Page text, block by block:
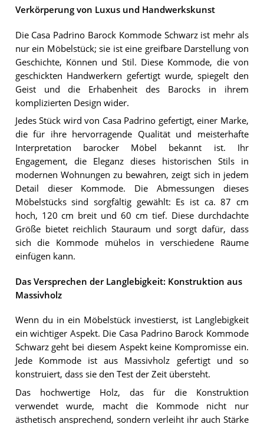
Verkörperung von Luxus und Handwerkskunst
Die Casa Padrino Barock Kommode Schwarz ist mehr als
nur ein Möbelstück; sie ist eine greifbare Darstellung von
Geschichte, Können und Stil. Diese Kommode, die von
geschickten Handwerkern gefertigt wurde, spiegelt den
Geist und die Erhabenheit des Barocks in ihrem
komplizierten Design wider.
Jedes Stück wird von Casa Padrino gefertigt, einer Marke,
die für ihre hervorragende Qualität und meisterhafte
Interpretation barocker Möbel bekannt ist. Ihr
Engagement, die Eleganz dieses historischen Stils in
modernen Wohnungen zu bewahren, zeigt sich in jedem
Detail dieser Kommode. Die Abmessungen dieses
Möbelstücks sind sorgfältig gewählt: Es ist ca. 87 cm
hoch, 120 cm breit und 60 cm tief. Diese durchdachte
Größe bietet reichlich Stauraum und sorgt dafür, dass
sich die Kommode mühelos in verschiedene Räume
einfügen kann.
Das Versprechen der Langlebigkeit: Konstruktion aus
Massivholz
Wenn du in ein Möbelstück investierst, ist Langlebigkeit
ein wichtiger Aspekt. Die Casa Padrino Barock Kommode
Schwarz geht bei diesem Aspekt keine Kompromisse ein.
Jede Kommode ist aus Massivholz gefertigt und so
konstruiert, dass sie den Test der Zeit übersteht.
Das hochwertige Holz, das für die Konstruktion
verwendet wurde, macht die Kommode nicht nur
ästhetisch ansprechend, sondern verleiht ihr auch Stärke